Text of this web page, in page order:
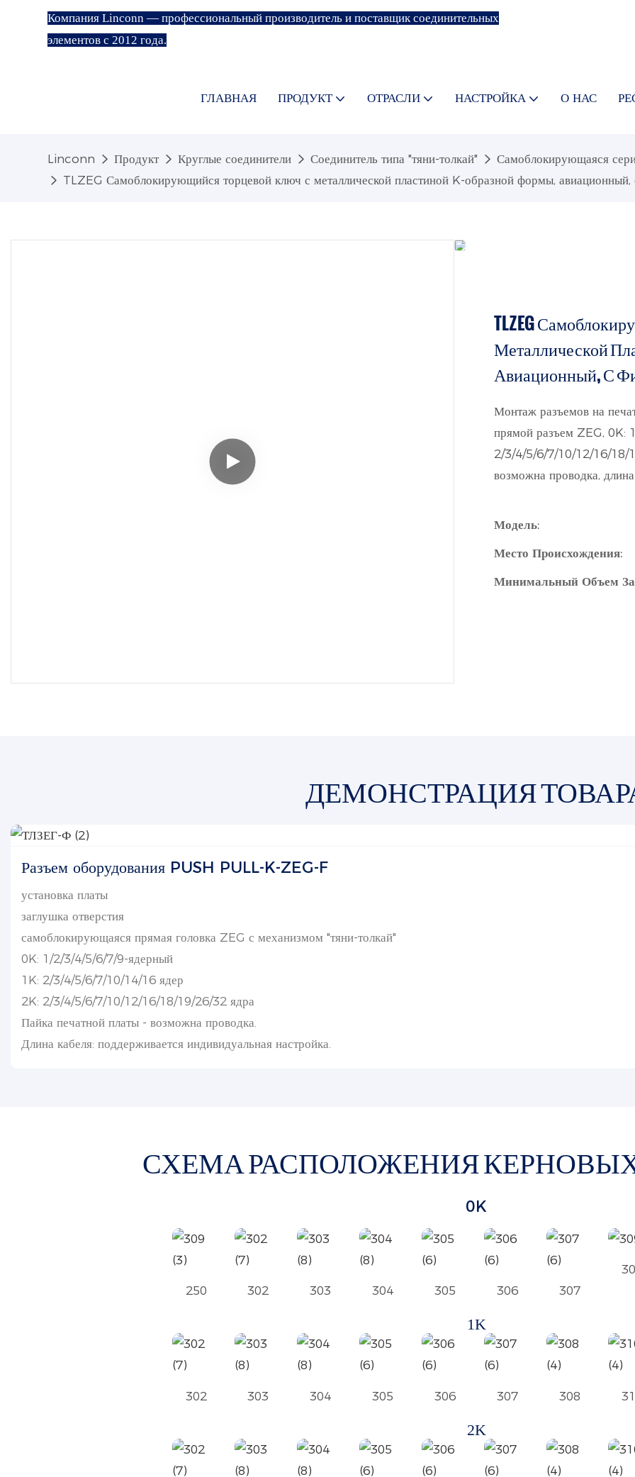
Компания Linconn — профессиональный производитель и поставщик соединительных
элементов с 2012 года.
ГЛАВНАЯ ПРОДУКТ ОТРАСЛИ НАСТРОЙКА О НАС
Linconn Продукт Круглые соединители Соединитель типа "тяни-толкай"
Самоблокирующаяся
TLZEG Самоблокирующийся торцевой ключ с металлической пластиной K-образной формы,
TLZEG
Металлической
Авиационный, С
Монтаж разъемов на
прямой разъем ZEG,
2/3/4/5/6/7/10/12/16/18/
возможна проводка,
Модель:
Место Происхождения:
Минимальный Объем
ДЕМОНСТРАЦИЯ
Разъем оборудования PUSH PULL-K-ZEG-F
установка платы
заглушка отверстия
самоблокирующаяся прямая головка ZEG с механизмом "тяни-толкай"
0K: 1/2/3/4/5/6/7/9-ядерный
1K: 2/3/4/5/6/7/10/14/16 ядер
2K: 2/3/4/5/6/7/10/12/16/18/19/26/32 ядра
Пайка печатной платы - возможна проводка.
Длина кабеля: поддерживается индивидуальная настройка.
СХЕМА РАСПОЛОЖЕНИЯ
0K
250 302 303 304 305 306 307
1K
302 303 304 305 306 307 308
2K